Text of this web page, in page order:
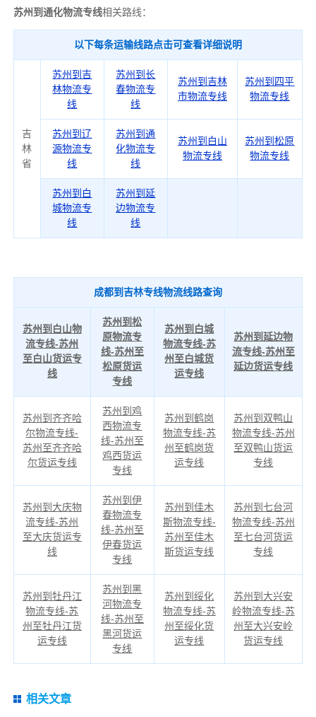
苏州到通化物流专线相关路线：
以下每条运输线路点击可查看详细说明
吉
林
省
苏州到吉
林物流专
线
苏州到长
春物流专
线
苏州到吉林
市物流专线
苏州到四平
物流专线
苏州到辽
源物流专
线
苏州到通
化物流专
线
苏州到白山
物流专线
苏州到松原
物流专线
苏州到白
城物流专
线
苏州到延
边物流专
线
成都到吉林专线物流线路查询
苏州到白山物
流专线-苏州
至白山货运专
线
苏州到松
原物流专
线-苏州至
松原货运
专线
苏州到白城
物流专线-苏
州至白城货
运专线
苏州到延边物
流专线-苏州至
延边货运专线
苏州到齐齐哈
尔物流专线-
苏州至齐齐哈
尔货运专线
苏州到鸡
西物流专
线-苏州至
鸡西货运
专线
苏州到鹤岗
物流专线-苏
州至鹤岗货
运专线
苏州到双鸭山
物流专线-苏州
至双鸭山货运
专线
苏州到大庆物
流专线-苏州
至大庆货运专
线
苏州到伊
春物流专
线-苏州至
伊春货运
专线
苏州到佳木
斯物流专线-
苏州至佳木
斯货运专线
苏州到七台河
物流专线-苏州
至七台河货运
专线
苏州到牡丹江
物流专线-苏
州至牡丹江货
运专线
苏州到黑
河物流专
线-苏州至
黑河货运
专线
苏州到绥化
物流专线-苏
州至绥化货
运专线
苏州到大兴安
岭物流专线-苏
州至大兴安岭
货运专线
相关文章